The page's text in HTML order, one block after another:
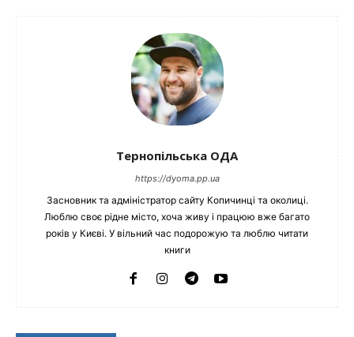
Тернопільська ОДА
https://dyoma.pp.ua
Засновник та адміністратор сайту Копичинці та околиці.
Люблю своє рідне місто, хоча живу і працюю вже багато
років у Києві. У вільний час подорожую та люблю читати
книги